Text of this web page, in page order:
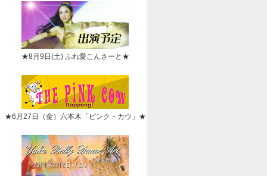
★8月9日(土) ふれ愛こんさーと★
★6月27日（金）六本木「ピンク・カウ」★